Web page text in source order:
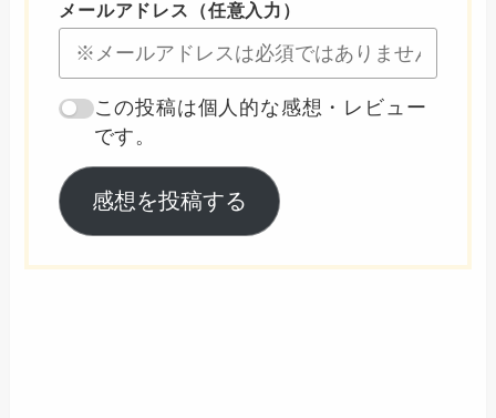
メールアドレス（任意入力）
この投稿は個人的な感想・レビュー
です。
感想を投稿する